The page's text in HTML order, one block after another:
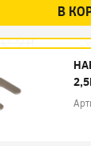
В